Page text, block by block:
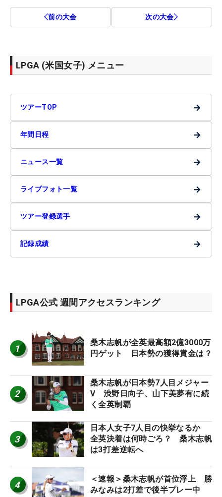
前の大会 次の大会
LPGA (米国女子) メニュー
ツアーTOP →
年間日程 →
ニュース一覧 →
ライブフォト一覧 →
ツアー登録選手 →
記録成績 →
LPGA公式 週間アクセスランキング
1
桑木志帆が全英最高額2億3000万
円ゲット 日本勢の獲得賞金は？
2
桑木志帆が日本勢7人目メジャー
V 渋野日向子、山下美夢有に続
く全英制覇
3
日本人女子7人目の快挙なるか
全英決着は何時ごろ？ 桑木志帆
は3打差逆転へ
4
＜速報＞桑木志帆が首位浮上 勝
みなみは2打差で後半プレー中